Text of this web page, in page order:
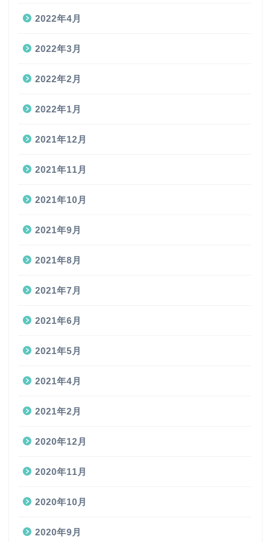
2022年4月
2022年3月
2022年2月
2022年1月
2021年12月
2021年11月
2021年10月
2021年9月
2021年8月
2021年7月
2021年6月
2021年5月
2021年4月
2021年2月
2020年12月
2020年11月
2020年10月
2020年9月